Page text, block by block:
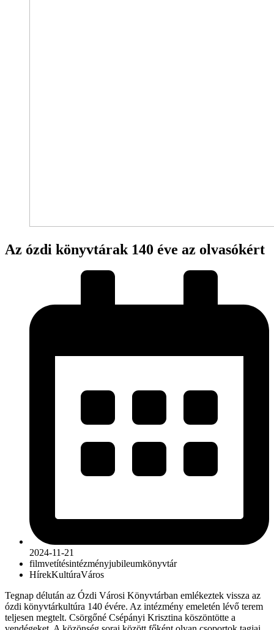
Az ózdi könyvtárak 140 éve az olvasókért
2024-11-21
filmvetítésintézményjubileumkönyvtár
HírekKultúraVáros
Tegnap délután az Ózdi Városi Könyvtárban emlékeztek vissza az
ózdi könyvtárkultúra 140 évére. Az intézmény emeletén lévő terem
teljesen megtelt. Csörgőné Csépányi Krisztina köszöntötte a